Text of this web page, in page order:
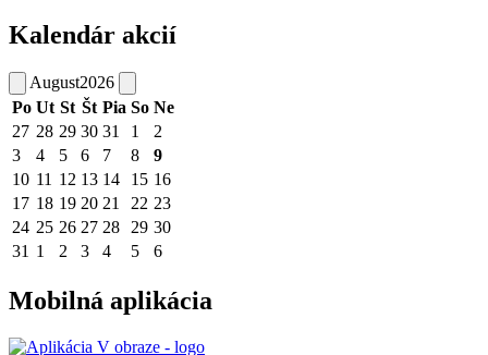
Kalendár akcií
August2026
Po Ut St Št Pia So Ne
27 28 29 30 31 1
2
3
4 5 6 7 8
9
10 11 12 13 14 15 16
17 18 19 20 21 22 23
24 25 26 27 28 29 30
31 1 2 3 4 5 6
Mobilná aplikácia